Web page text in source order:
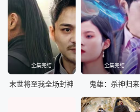
全集完结
末世将至我全场封神
全集完结
鬼雄：杀神归来